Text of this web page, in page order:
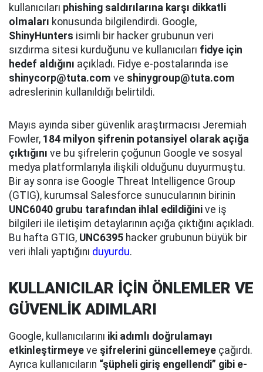
kullanıcıları phishing saldırılarına karşı dikkatli
olmaları konusunda bilgilendirdi. Google,
ShinyHunters isimli bir hacker grubunun veri
sızdırma sitesi kurduğunu ve kullanıcıları fidye için
hedef aldığını açıkladı. Fidye e-postalarında ise
shinycorp@tuta.com ve shinygroup@tuta.com
adreslerinin kullanıldığı belirtildi.
Mayıs ayında siber güvenlik araştırmacısı Jeremiah
Fowler, 184 milyon şifrenin potansiyel olarak açığa
çıktığını ve bu şifrelerin çoğunun Google ve sosyal
medya platformlarıyla ilişkili olduğunu duyurmuştu.
Bir ay sonra ise Google Threat Intelligence Group
(GTIG), kurumsal Salesforce sunucularının birinin
UNC6040 grubu tarafından ihlal edildiğini ve iş
bilgileri ile iletişim detaylarının açığa çıktığını açıkladı.
Bu hafta GTIG, UNC6395 hacker grubunun büyük bir
veri ihlali yaptığını duyurdu.
KULLANICILAR İÇİN ÖNLEMLER VE
GÜVENLİK ADIMLARI
Google, kullanıcılarını iki adımlı doğrulamayı
etkinleştirmeye ve şifrelerini güncellemeye çağırdı.
Ayrıca kullanıcıların “şüpheli giriş engellendi” gibi e-